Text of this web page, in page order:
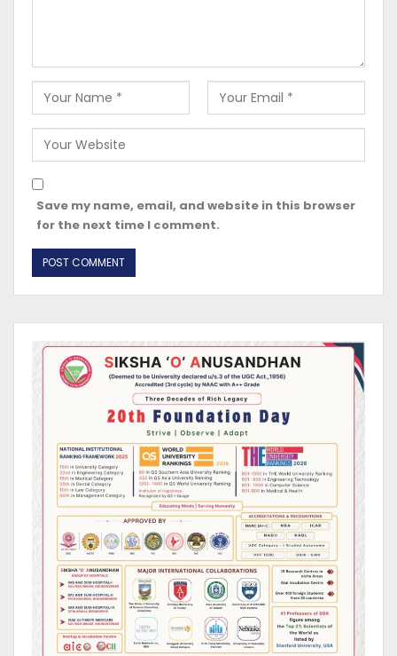
Save my name, email, and website in this browser
for the next time I comment.